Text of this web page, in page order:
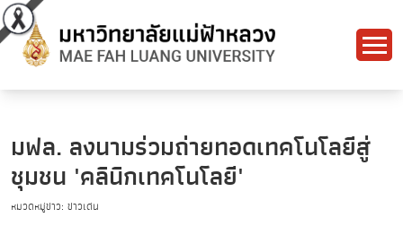
มฟล. ลงนามร่วมถ่ายทอดเทคโนโลยีสู่
ชุมชน 'คลินิกเทคโนโลยี'
หมวดหมู่ข่าว: ข่าวเด่น